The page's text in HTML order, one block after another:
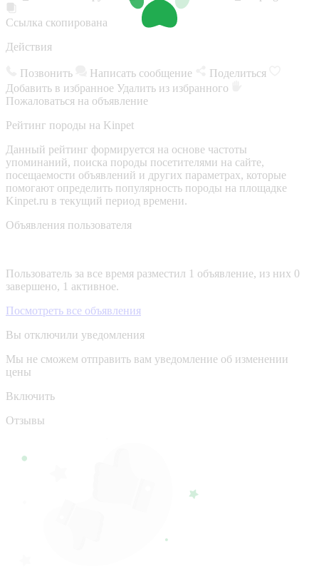
Ссылка скопирована
Действия
Позвонить Написать сообщение
Поделиться
Добавить в избранное Удалить из избранного
Пожаловаться на объявление
Рейтинг породы на Kinpet
Данный рейтинг формируется на основе частоты
упоминаний, поиска породы посетителями на сайте,
посещаемости объявлений и других параметрах, которые
помогают определить популярность породы на площадке
Kinpet.ru в текущий период времени.
Объявления пользователя
Пользователь за все время разместил 1 объявление, из них 0
завершено, 1 активное.
Посмотреть все объявления
Вы отключили уведомления
Мы не сможем отправить вам уведомление об изменении
цены
Включить
Отзывы